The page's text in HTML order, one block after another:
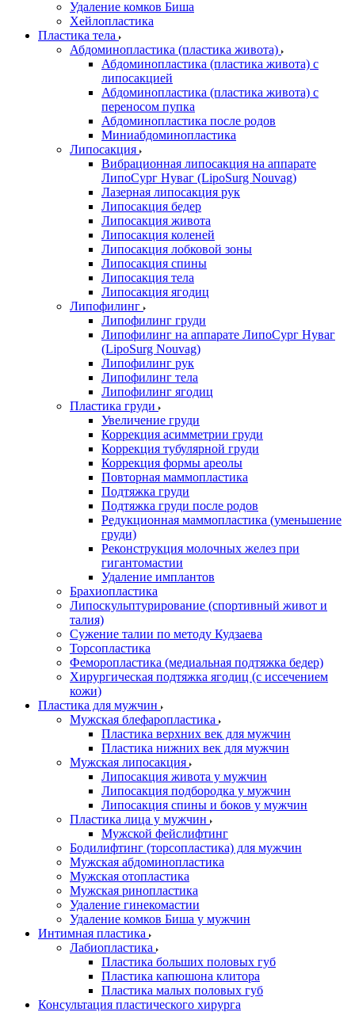
Удаление комков Биша
Хейлопластика
Пластика тела
Абдоминопластика (пластика живота)
Абдоминопластика (пластика живота) с
липосакцией
Абдоминопластика (пластика живота) с
переносом пупка
Абдоминопластика после родов
Миниабдоминопластика
Липосакция
Вибрационная липосакция на аппарате
ЛипоСург Нуваг (LipoSurg Nouvag)
Лазерная липосакция рук
Липосакция бедер
Липосакция живота
Липосакция коленей
Липосакция лобковой зоны
Липосакция спины
Липосакция тела
Липосакция ягодиц
Липофилинг
Липофилинг груди
Липофилинг на аппарате ЛипоСург Нуваг
(LipoSurg Nouvag)
Липофилинг рук
Липофилинг тела
Липофилинг ягодиц
Пластика груди
Увеличение груди
Коррекция асимметрии груди
Коррекция тубулярной груди
Коррекция формы ареолы
Повторная маммопластика
Подтяжка груди
Подтяжка груди после родов
Редукционная маммопластика (уменьшение
груди)
Реконструкция молочных желез при
гигантомастии
Удаление имплантов
Брахиопластика
Липоскульптурирование (спортивный живот и
талия)
Сужение талии по методу Кудзаева
Торсопластика
Феморопластика (медиальная подтяжка бедер)
Хирургическая подтяжка ягодиц (с иссечением
кожи)
Пластика для мужчин
Мужская блефаропластика
Пластика верхних век для мужчин
Пластика нижних век для мужчин
Мужская липосакция
Липосакция живота у мужчин
Липосакция подбородка у мужчин
Липосакция спины и боков у мужчин
Пластика лица у мужчин
Мужской фейслифтинг
Бодилифтинг (торсопластика) для мужчин
Мужская абдоминопластика
Мужская отопластика
Мужская ринопластика
Удаление гинекомастии
Удаление комков Биша у мужчин
Интимная пластика
Лабиопластика
Пластика больших половых губ
Пластика капюшона клитора
Пластика малых половых губ
Консультация пластического хирурга